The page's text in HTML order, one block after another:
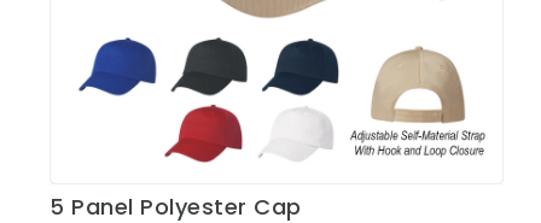
Ver Detalles
5 Panel Polyester Cap